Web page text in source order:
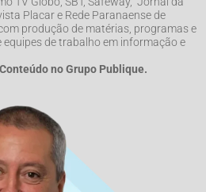
Placar e Rede Paranaense de
produção de matérias, programas e
de trabalho em informação e
no Grupo Publique.